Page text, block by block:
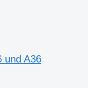
und A36